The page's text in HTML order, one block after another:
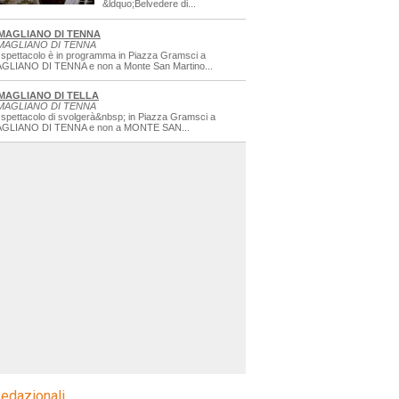
&ldquo;Belvedere di...
DI TENNA
DI TENNA
spettacolo è in programma in Piazza Gramsci a
DI TENNA e non a Monte San Martino...
DI TELLA
DI TENNA
spettacolo di svolgerà&nbsp; in Piazza Gramsci a
DI TENNA e non a MONTE SAN...